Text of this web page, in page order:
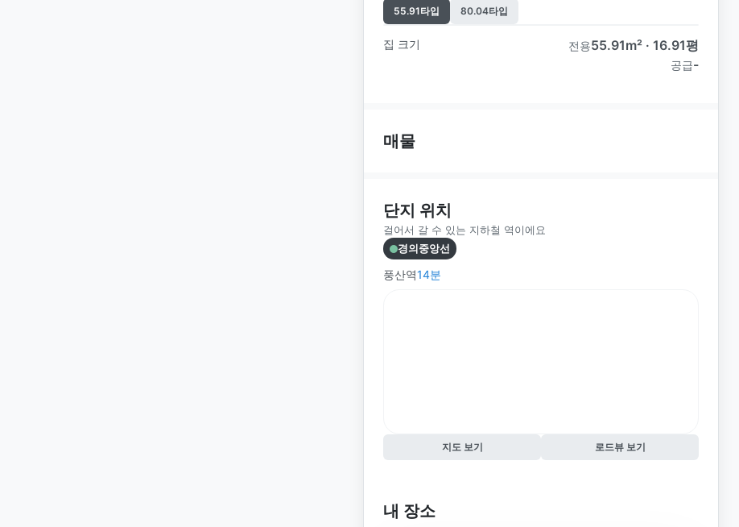
55.91타입 80.04타입
집 크기 전용55.91m² · 16.91평
공급-
매물
단지 위치
걸어서 갈 수 있는 지하철 역이에요
경의중앙선
풍산역14분
지도 보기 로드뷰 보기
내 장소